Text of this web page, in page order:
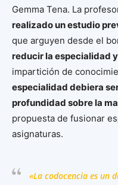
Gemma Tena. La
realizado un estudio
que arguyen desde el
reducir la especialidad
impartición de
especialidad debiera
profundidad sobre la
propuesta de fusionar
asignaturas.
«La codocencia es un